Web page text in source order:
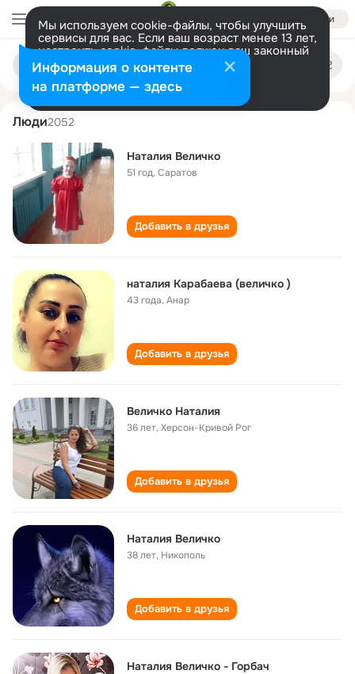
Войти
Мы используем cookie-файлы, чтобы улучшить
сервисы для вас. Если ваш возраст менее 13 лет,
настроить cookie-файлы должен ваш законный
представитель. Больше информации
Разрешить все Настроить
Поиск
людям
nataliya velichko
Люди2052
Наталия Величко
51 год,Саратов
Добавить в друзья
наталия Карабаева (величко )
43 года,Анар
Добавить в друзья
Величко Наталия
36 лет,Херсон-Кривой Рог
Добавить в друзья
Наталия Величко
38 лет, Никополь
Добавить в друзья
Наталия Величко - Горбач
Информация о контенте
на платформе — здесь